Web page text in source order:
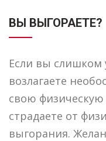
ВЫ ВЫГОРАЕТЕ?
Если вы слишком
возлагаете
свою
страдаете от
выгорания.